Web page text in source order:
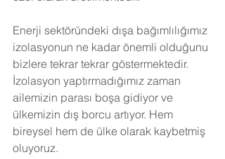
Enerji sektöründeki dışa bağımlılığımız
izolasyonun ne kadar önemli olduğunu
bizlere tekrar tekrar göstermektedir.
İzolasyon yaptırmadığımız zaman
ailemizin parası boşa gidiyor ve
ülkemizin dış borcu artıyor. Hem
bireysel hem de ülke olarak kaybetmiş
oluyoruz.